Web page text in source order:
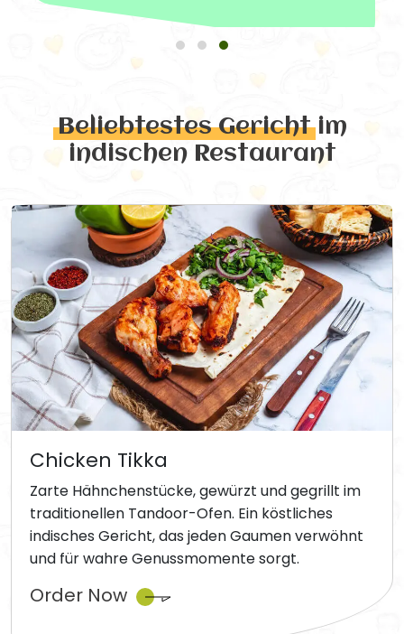
Beliebtestes Gerichtim
indischen Restaurant
Chicken Tikka
Zarte Hähnchenstücke, gewürzt und gegrillt im
traditionellen Tandoor-Ofen. Ein köstliches
indisches Gericht, das jeden Gaumen verwöhnt
und für wahre Genussmomente sorgt.
Order Now